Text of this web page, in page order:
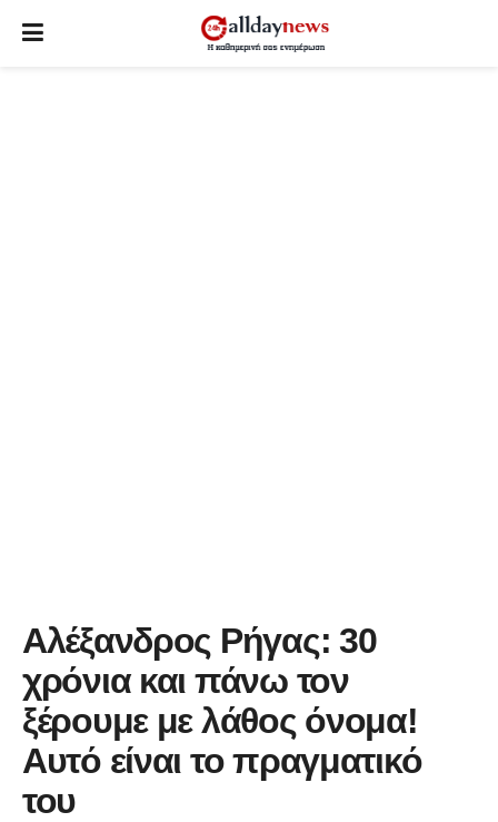
Αλέξανδρος Ρήγας: 30
χρόνια και πάνω τον
ξέρουμε με λάθος όνομα!
Αυτό είναι το πραγματικό
του